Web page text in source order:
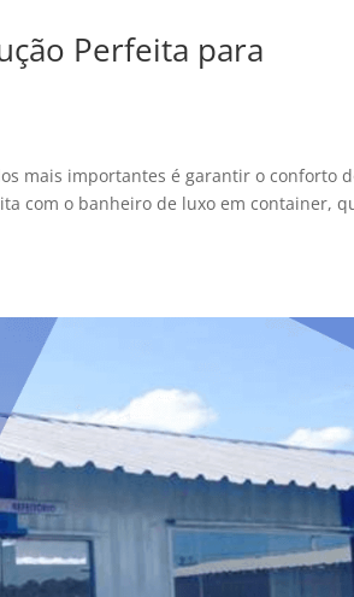
Perfeita para
mais importantes é garantir o conforto
com o banheiro de luxo em container,